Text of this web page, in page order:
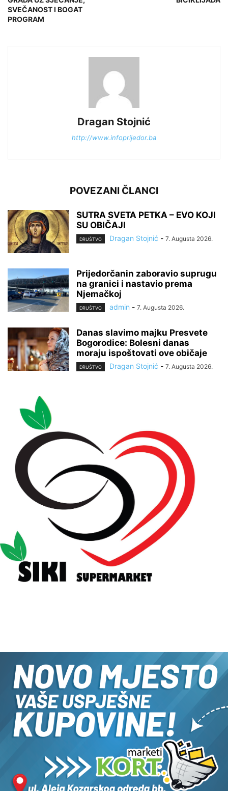
SVEČANOST I BOGAT
PROGRAM
Dragan Stojnić
http://www.infoprijedor.ba
POVEZANI ČLANCI
SUTRA SVETA PETKA – EVO KOJI
SU OBIČAJI
DRUŠTVO Dragan Stojnić - 7. Augusta 2026.
Prijedorčanin zaboravio suprugu
na granici i nastavio prema
Njemačkoj
DRUŠTVO admin - 7. Augusta 2026.
Danas slavimo majku Presvete
Bogorodice: Bolesni danas
moraju ispoštovati ove običaje
DRUŠTVO Dragan Stojnić - 7. Augusta 2026.